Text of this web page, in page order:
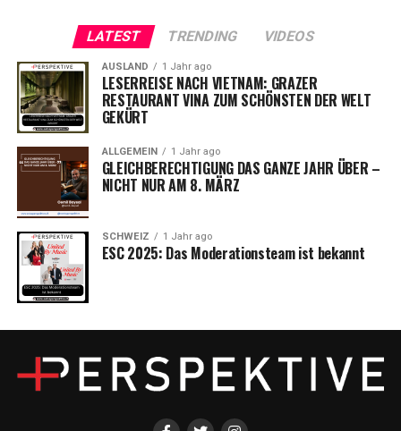
LATEST TRENDING VIDEOS
AUSLAND 1 Jahr ago
LESERREISE NACH VIETNAM: GRAZER
RESTAURANT VINA ZUM SCHÖNSTEN DER WELT
GEKÜRT
ALLGEMEIN 1 Jahr ago
GLEICHBERECHTIGUNG DAS GANZE JAHR ÜBER –
NICHT NUR AM 8. MÄRZ
SCHWEIZ 1 Jahr ago
ESC 2025: Das Moderationsteam ist bekannt